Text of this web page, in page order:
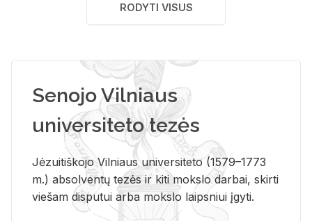
RODYTI VISUS
Senojo Vilniaus
universiteto tezės
Jėzuitiškojo Vilniaus universiteto (1579–1773
m.) absolventų tezės ir kiti mokslo darbai, skirti
viešam disputui arba mokslo laipsniui įgyti.